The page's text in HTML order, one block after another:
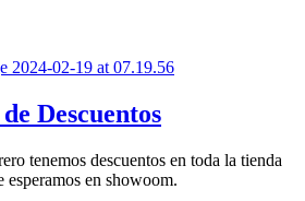
Descuentos
tenemos descuentos en toda la tienda
en showoom.